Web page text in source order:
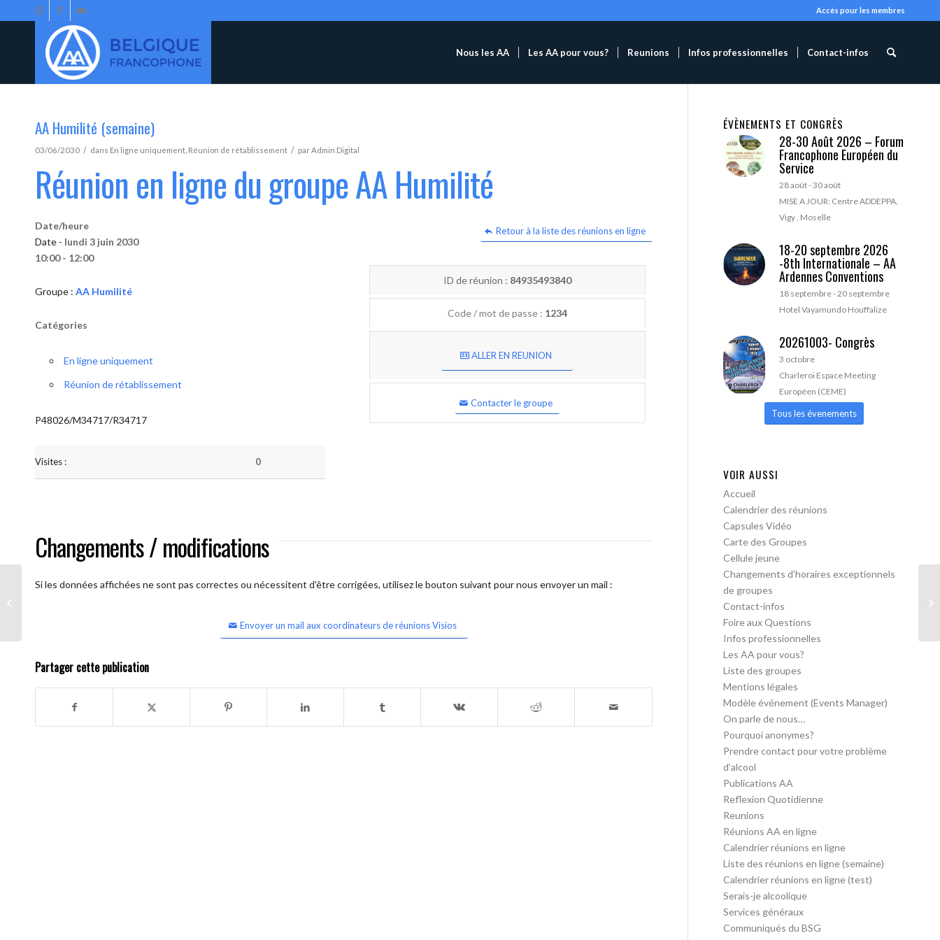
Accès pour les membres
Nous les AA Les AA pour vous? Reunions Infos professionnelles Contact-infos
AA Humilité (semaine)
03/06/2030 / dans En ligne uniquement Réunion de rétablissement / parAdmin Digital
Réunion en ligne du groupe AA Humilité
Retour à la liste des réunions en ligne
Date/heure
Date - lundi 3 juin 2030
10:00 - 12:00
Groupe : AA Humilité
Catégories
En ligne uniquement
Réunion de rétablissement
P48026/M34717/R34717
Visites : 0
ID de réunion : 84935493840
Code / mot de passe : 1234
ALLER EN REUNION
Contacter le groupe
Changements / modifications
Si les données affichées ne sont pas correctes ou nécessitent d'être corrigées, utilisez le bouton suivant pour nous envoyer un mail :
Envoyer un mail aux coordinateurs de réunions Visios
Partager cette publication
ÉVÈNEMENTS ET CONGRÈS
28-30 Août 2026 – Forum
Francophone Européen du
Service
28 août-30 août
MISE A JOUR: Centre ADDEPPA,
Vigy , Moselle
18-20 septembre 2026
-8th Internationale – AA
Ardennes Conventions
18 septembre-20 septembre
Hotel Vayamundo Houffalize
20261003- Congrès
3 octobre
Charleroi Espace Meeting
Européen (CEME)
Tous les évenements
VOIR AUSSI
Accueil
Calendrier des réunions
Capsules Vidéo
Carte des Groupes
Cellule jeune
Changements d’horaires exceptionnels
de groupes
Contact-infos
Foire aux Questions
Infos professionnelles
Les AA pour vous?
Liste des groupes
Mentions légales
Modèle événement (Events Manager)
On parle de nous…
Pourquoi anonymes?
Prendre contact pour votre problème
d’alcool
Publications AA
Reflexion Quotidienne
Reunions
Réunions AA en ligne
Calendrier réunions en ligne
Liste des réunions en ligne (semaine)
Calendrier réunions en ligne (test)
Serais-je alcoolique
Services généraux
Communiqués du BSG